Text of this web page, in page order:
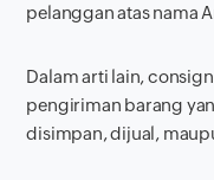
pelanggan atas nama
Dalam arti lain,
pengiriman barang
disimpan, dijual,